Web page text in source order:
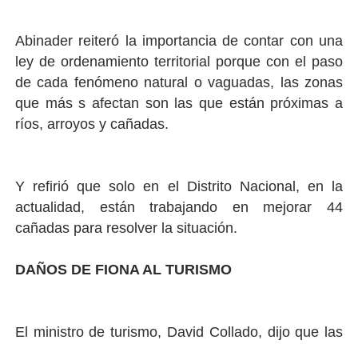
Abinader reiteró la importancia de contar con una
ley de ordenamiento territorial porque con el paso
de cada fenómeno natural o vaguadas, las zonas
que más s afectan son las que están próximas a
ríos, arroyos y cañadas.
Y refirió que solo en el Distrito Nacional, en la
actualidad, están trabajando en mejorar 44
cañadas para resolver la situación.
DAÑOS DE FIONA AL TURISMO
El ministro de turismo, David Collado, dijo que las